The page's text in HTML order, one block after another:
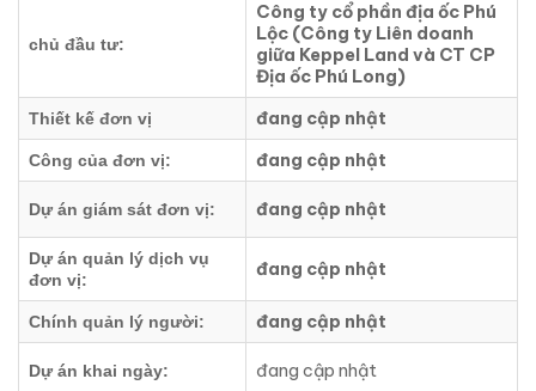
chủ đầu tư:
Công ty cổ phần địa ốc Phú
Lộc (Công ty Liên doanh
giữa Keppel Land và CT CP
Địa ốc Phú Long)
Thiết kế đơn vị đang cập nhật
Công của đơn vị: đang cập nhật
Dự án giám sát đơn vị: đang cập nhật
Dự án quản lý dịch vụ
đơn vị:
đang cập nhật
Chính quản lý người: đang cập nhật
Dự án khai ngày: đang cập nhật